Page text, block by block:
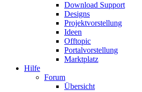
Download Support
Designs
Projektvorstellung
Ideen
Offtopic
Portalvorstellung
Marktplatz
Hilfe
Forum
Übersicht